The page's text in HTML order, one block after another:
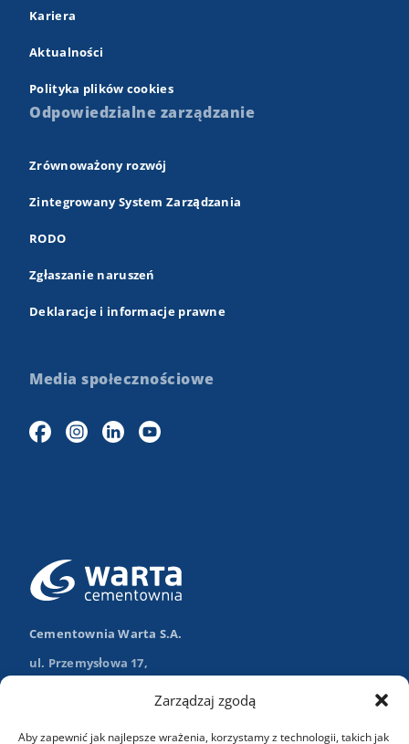
Zarządzaj zgodą
Aby zapewnić jak najlepsze wrażenia, korzystamy z technologii, takich jak
Kariera
Aktualności
Polityka plików cookies
Odpowiedzialne zarządzanie
Zrównoważony rozwój
Zintegrowany System Zarządzania
RODO
Zgłaszanie naruszeń
Deklaracje i informacje prawne
Media społecznościowe
Cementownia Warta S.A.
ul. Przemysłowa 17,
Nawiguj w Google Maps